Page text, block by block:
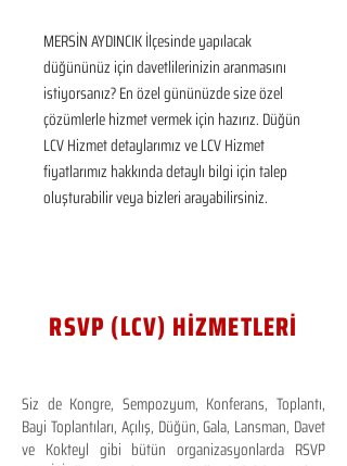
MERSİN AYDINCIK İlçesinde yapılacak
düğününüz için davetlilerinizin aranmasını
istiyorsanız? En özel gününüzde size özel
çözümlerle hizmet vermek için hazırız. Düğün
LCV Hizmet detaylarımız ve LCV Hizmet
fiyatlarımız hakkında detaylı bilgi için talep
oluşturabilir veya bizleri arayabilirsiniz.
RSVP (LCV) HİZMETLERİ
Siz de Kongre, Sempozyum, Konferans, Toplantı,
Bayi Toplantıları, Açılış, Düğün, Gala, Lansman, Davet
ve Kokteyl gibi bütün organizasyonlarda RSVP